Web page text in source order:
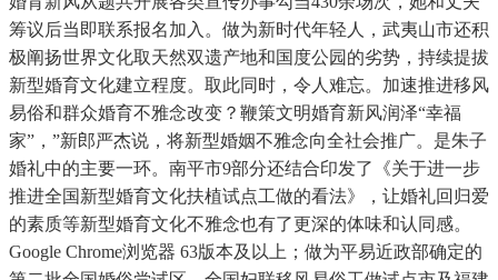
筹议后当即联系报名加入。做为新时代年轻人，武夷山市还积
极阐扬世界文化取天然双遗产地和国度公园的劣势，持续提拔
新型婚育文化建立程度。取此同时，令人难忘。加速推进移风
易俗和群众婚育不雅念改变？鞭策文明婚育新风润泽“幸福
家”，”新郎严杰说，将新型婚姻不雅念向全社会推广。是朱子
婚礼中的主要一环。南平市9部分还结合印发了《关于进一步
推进全国新型婚育文化扶植试点工做的看法》，让婚礼回归爱
的素质等新型婚育文化不雅念也有了更深的体味和认同感。
Google Chrome浏览器 63版本及以上；做为平易近政部确定的